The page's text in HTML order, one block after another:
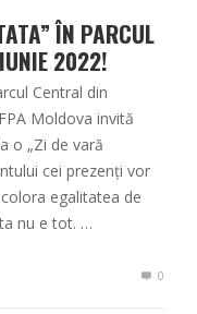
ÎN PARCUL
2022!
Central din
Moldova invită
o „Zi de vară
cei prezenți vor
egalitatea de
nu e tot. …
0